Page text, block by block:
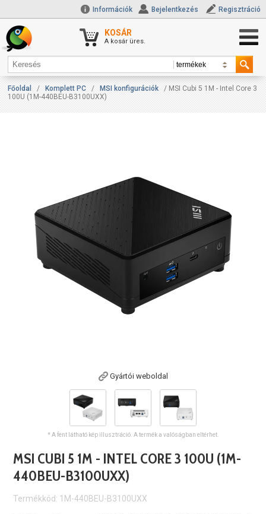
Információk Bejelentkezés Regisztráció
KOSÁR
A kosár üres.
Főoldal / Komplett PC / MSI konfigurációk
/ MSI Cubi 5 1M - Intel Core 3
100U (1M-440BEU-B3100UXX)
Gyártói weboldal
* A fent látható kép illusztráció. A termék a valóságban eltérhet.
MSI CUBI 5 1M - INTEL CORE 3 100U (1M-
440BEU-B3100UXX)
Termékkód: 1M-440BEU-B3100UXX